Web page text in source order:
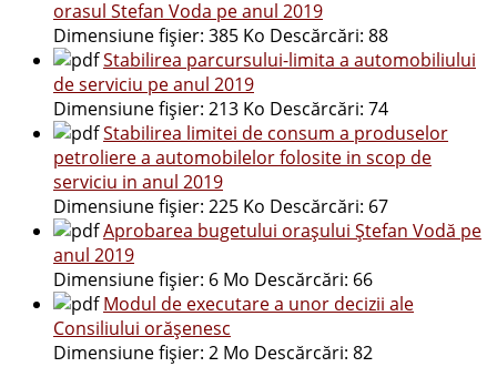
orasul Stefan Voda pe anul 2019
Dimensiune fișier: 385 Ko Descărcări: 88
Stabilirea parcursului-limita a automobiliului
de serviciu pe anul 2019
Dimensiune fișier: 213 Ko Descărcări: 74
Stabilirea limitei de consum a produselor
petroliere a automobilelor folosite in scop de
serviciu in anul 2019
Dimensiune fișier: 225 Ko Descărcări: 67
Aprobarea bugetului orașului Ștefan Vodă pe
anul 2019
Dimensiune fișier: 6 Mo Descărcări: 66
Modul de executare a unor decizii ale
Consiliului orășenesc
Dimensiune fișier: 2 Mo Descărcări: 82